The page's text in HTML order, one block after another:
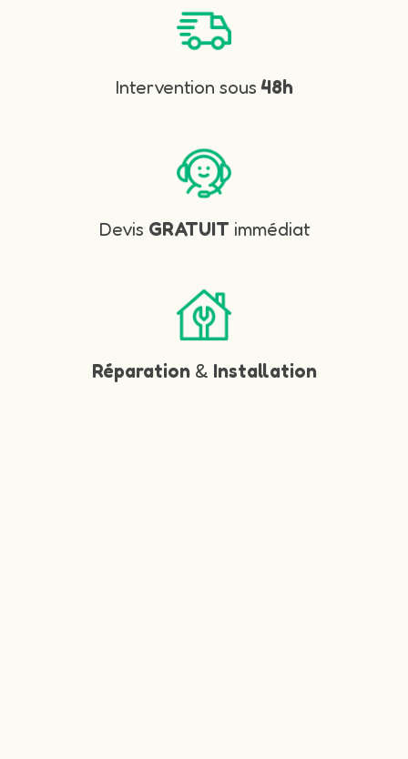
Intervention sous 48h
Devis GRATUIT immédiat
Réparation & Installation